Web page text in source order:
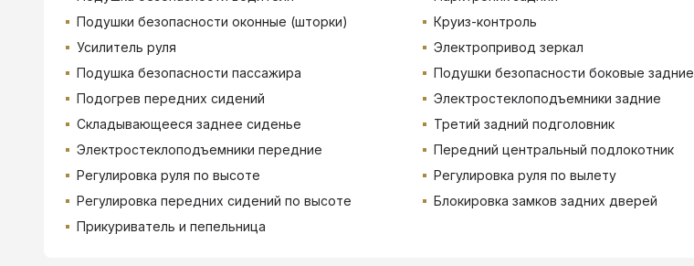
Подушки безопасности оконные (шторки)
Круиз-контроль
Усилитель руля
Электропривод зеркал
Подушка безопасности пассажира
Подушки безопасности боковые задние
Подогрев передних сидений
Электростеклоподъемники задние
Складывающееся заднее сиденье
Третий задний подголовник
Электростеклоподъемники передние
Передний центральный подлокотник
Регулировка руля по высоте
Регулировка руля по вылету
Регулировка передних сидений по высоте
Блокировка замков задних дверей
Прикуриватель и пепельница